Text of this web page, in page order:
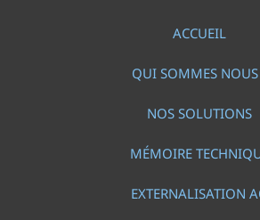
ACCUEIL
QUI SOMMES NOUS
NOS SOLUTIONS
MÉMOIRE
EXTERNALISATION